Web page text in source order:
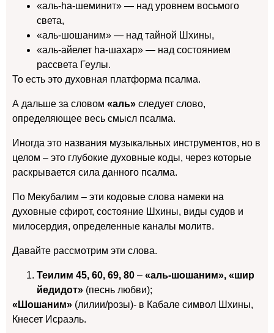
«аль-hа-шеминит» — над уровнем восьмого
света,
«аль-шошаним» — над тайной Шхины,
«аль-айелет hа-шахар» — над состоянием
рассвета Геулы.
То есть это духовная платформа псалма.
А дальше за словом «аль» следует слово,
определяющее весь смысл псалма.
Иногда это названия музыкальных инструментов, но в
целом – это глубокие духовные коды, через которые
раскрывается сила данного псалма.
По Мекубалим – эти кодовые слова намеки на
духовные сфирот, состояние Шхины, виды судов и
милосердия, определенные каналы молитв.
Давайте рассмотрим эти слова.
Теилим 45, 60, 69, 80 – «аль-шошаним», «шир
йедидот» (песнь любви);
«Шошаним» (лилии/розы)- в Кабале символ Шхины,
Кнесет Исраэль.